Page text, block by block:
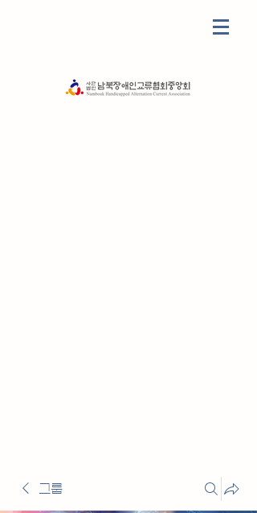
그룹